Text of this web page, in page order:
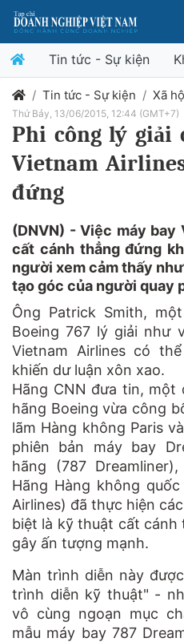
Tin tức - Sự kiện
Tin tức - Sự kiện Xã
Thứ Bảy, 13/06/2015, 12:44 (GMT+7)
Phi công lý giải
Vietnam
đứng
(DNVN) - Việc máy
cất cánh thẳng đứng
người xem cảm thấy
tạo góc của người quay
Ông Patrick Smith,
Boeing 767 lý giải như
Vietnam Airlines có
khiến dư luận xôn xao.
Hãng CNN đưa tin, một
hãng Boeing vừa công
lãm Hàng không Paris
phiên bản máy bay
hãng (787
Hãng Hàng không
Airlines) đã thực hiện
biệt là kỹ thuật cất cánh
gây ấn tượng mạnh.
Màn trình diễn này
trình diễn kỹ thuật" -
vô cùng ngoạn mục
mẫu máy bay 787